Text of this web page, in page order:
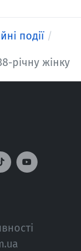
події
річну жінку